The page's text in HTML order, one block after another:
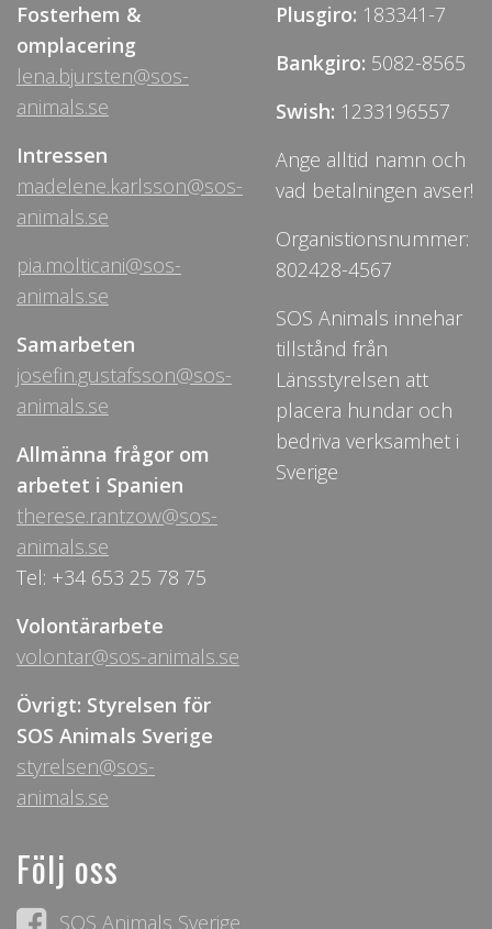
Fosterhem &
omplacering
lena.bjursten@sos-
animals.se
Intressen
madelene.karlsson@sos-
animals.se
pia.molticani@sos-
animals.se
Samarbeten
josefin.gustafsson@sos-
animals.se
Allmänna frågor om
arbetet i Spanien
therese.rantzow@sos-
animals.se
Tel: +34 653 25 78 75
Volontärarbete
volontar@sos-animals.se
Övrigt: Styrelsen för
SOS Animals Sverige
styrelsen@sos-
animals.se
Plusgiro: 183341-7
Bankgiro: 5082-8565
Swish: 1233196557
Ange alltid namn och
vad betalningen avser!
Organistionsnummer:
802428-4567
SOS Animals innehar
tillstånd från
Länsstyrelsen att
placera hundar och
bedriva verksamhet i
Sverige
Följ oss
SOS Animals Sverige